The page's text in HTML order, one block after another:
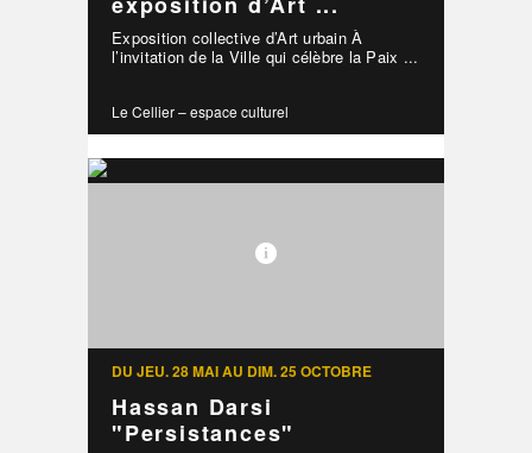
Exposition collective d’Art urbain À
l’invitation de la Ville qui célèbre la Paix ...
Le Cellier – espace culturel
DU JEU. 28 MAI AU DIM. 25 OCTOBRE
Hassan Darsi
"Persistances"